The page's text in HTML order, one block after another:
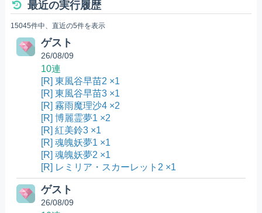
最近の実行履歴
15045件中、直近の5件を表示
ゲスト
26/08/09
10連
[R] 東風谷早苗2 ×1
[R] 東風谷早苗3 ×1
[R] 霧雨魔理沙4 ×2
[R] 博麗霊夢1 ×2
[R] 紅美鈴3 ×1
[R] 魂魄妖夢1 ×1
[R] 魂魄妖夢2 ×1
[R] レミリア・スカーレット2 ×1
ゲスト
26/08/09